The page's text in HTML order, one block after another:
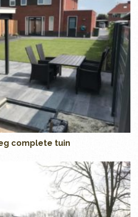
complete tuin